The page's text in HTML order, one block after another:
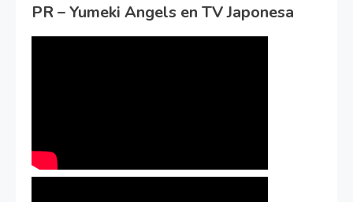
PR – Yumeki Angels en TV Japonesa